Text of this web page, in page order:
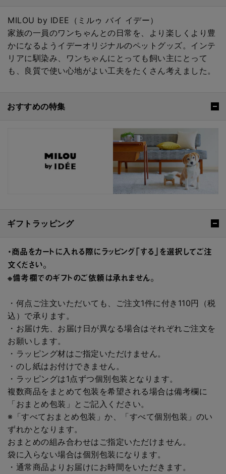
MILOU by IDEE（ミルゥ バイ イデー）
家族の一員のワンちゃんとの日常を、より楽しくより豊
かになるようイデーオリジナルのペットグッズ。インテ
リアに馴染み、ワンちゃんにとっても飼い主にとって
も、良質で使い心地がよい工夫をたくさん考えました。
おすすめの特集
ギフトラッピング
・商品をカートに入れる際にラッピング「する」を選択してご注
文ください。
※備考欄でのギフトのご依頼は承れません。
・何点ご注文いただいても、ご注文1件に付き110円（税
込）で承ります。
・お届け先、お届け日が異なる場合はそれぞれご注文を
お願いします。
・ラッピング材はご指定いただけません。
・のし紙はお付けできません。
・ラッピングは1点ずつ個別包装となります。
複数商品をまとめて包装を希望される場合は備考欄に
「おまとめ包装」とご記入ください。
※「すべておまとめ包装」か、「すべて個別包装」のい
ずれかとなります。
おまとめの組み合わせはご指定いただけません。
袋に入らない場合は個別包装になります。
・通常商品よりお届けにお時間をいただきます。